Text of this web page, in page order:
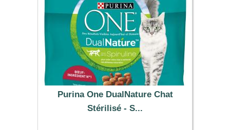
Purina One DualNature Chat
Stérilisé - S...